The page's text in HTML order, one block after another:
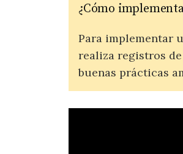
¿Cómo
Para implementar
realiza registros
buenas prácticas